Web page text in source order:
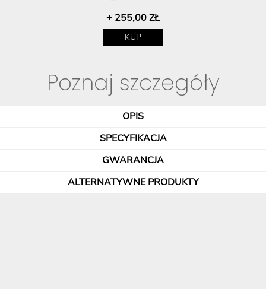
+ 255,00 ZŁ
KUP
Poznaj szczegóły
OPIS
SPECYFIKACJA
GWARANCJA
ALTERNATYWNE PRODUKTY